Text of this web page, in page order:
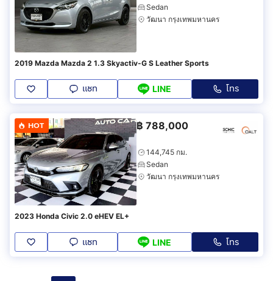
Sedan
วัฒนา กรุงเทพมหานคร
2019 Mazda Mazda 2 1.3 Skyactiv-G S Leather Sports
แชท LINE โทร
HOT ฿ 788,000
144,745 กม.
Sedan
วัฒนา กรุงเทพมหานคร
2023 Honda Civic 2.0 eHEV EL+
แชท LINE โทร